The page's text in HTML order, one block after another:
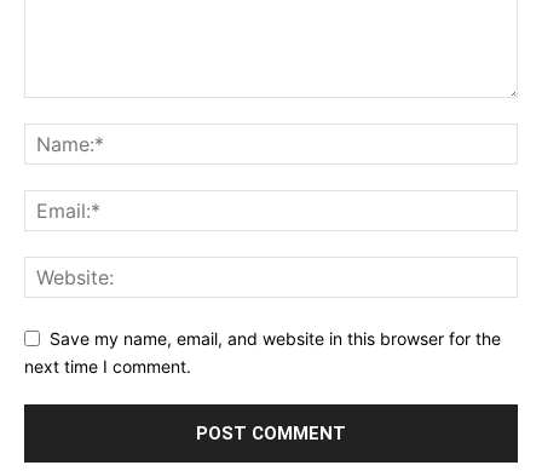
Save my name, email, and website in this browser for the
next time I comment.